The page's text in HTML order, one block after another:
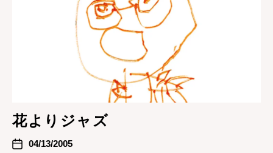
花よりジャズ
04/13/2005